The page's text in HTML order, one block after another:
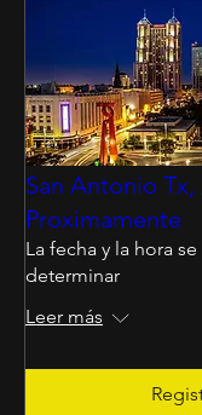
San Antonio Tx,
Proximamente
La fecha y la hora
determinar
Leer más